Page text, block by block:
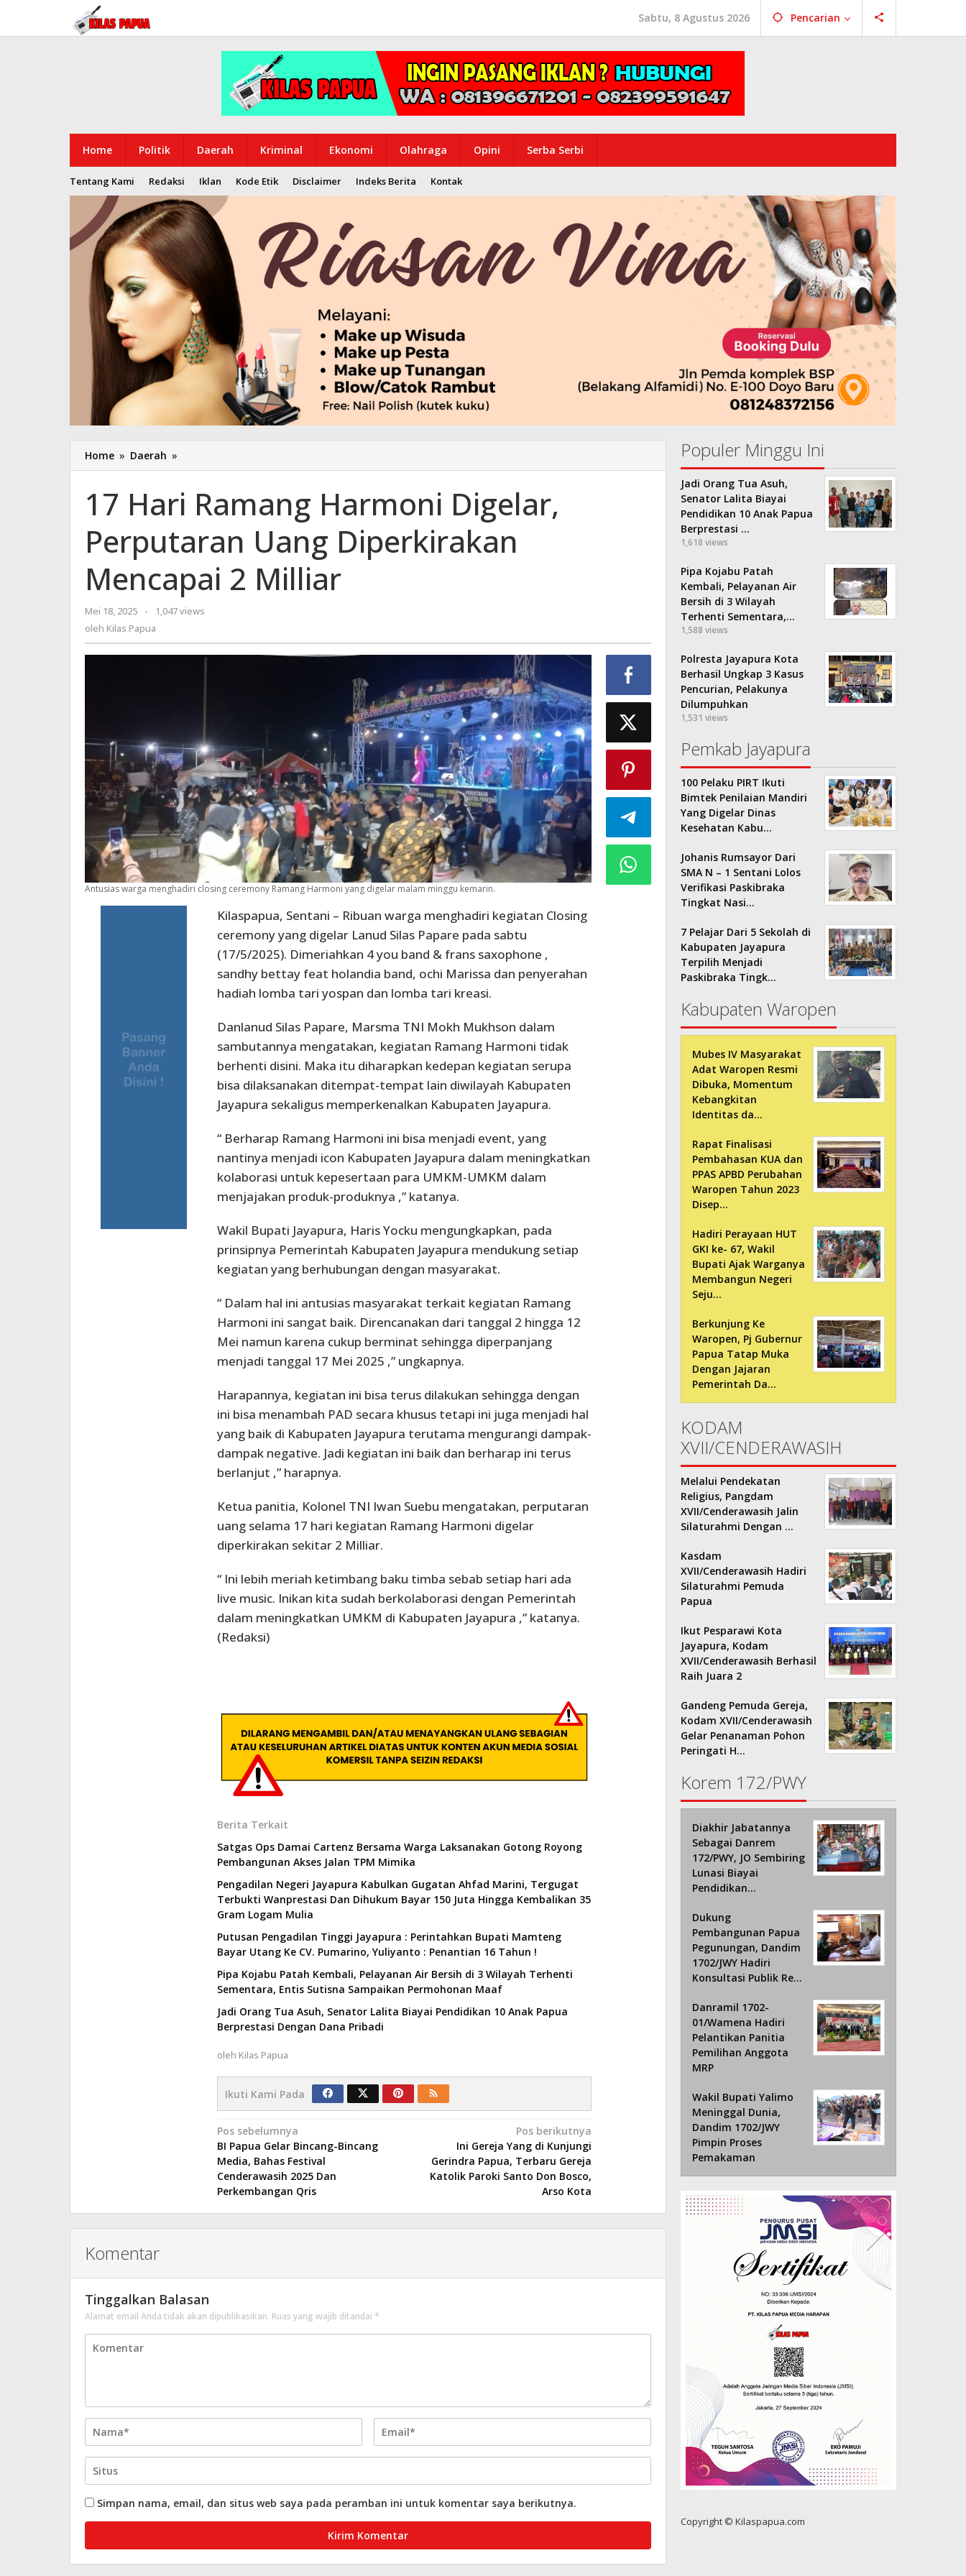
konten
Sabtu, 8 Agustus 2026 Pencarian
Home Politik Daerah Kriminal Ekonomi Olahraga Opini Serba Serbi
Tentang Kami Redaksi Iklan Kode Etik Disclaimer Indeks Berita Kontak
Home » Daerah »
Hari
Harmoni
Digelar,
Uang
Mencapai
2
Milliar
17 Hari Ramang Harmoni Digelar,
Perputaran Uang Diperkirakan
Mencapai 2 Milliar
Mei 18, 2025
oleh
Kilas
-
1,047 views
oleh Kilas Papua
Antusias warga menghadiri closing ceremony Ramang Harmoni yang digelar malam minggu kemarin.
Kilaspapua, Sentani – Ribuan warga menghadiri kegiatan Closing
ceremony yang digelar Lanud Silas Papare pada sabtu
(17/5/2025). Dimeriahkan 4 you band & frans saxophone ,
sandhy bettay feat holandia band, ochi Marissa dan penyerahan
hadiah lomba tari yospan dan lomba tari kreasi.
Danlanud Silas Papare, Marsma TNI Mokh Mukhson dalam
sambutannya mengatakan, kegiatan Ramang Harmoni tidak
berhenti disini. Maka itu diharapkan kedepan kegiatan serupa
bisa dilaksanakan ditempat-tempat lain diwilayah Kabupaten
Jayapura sekaligus memperkenalkan Kabupaten Jayapura.
“ Berharap Ramang Harmoni ini bisa menjadi event, yang
nantinya menjadi icon Kabupaten Jayapura dalam meningkatkan
kolaborasi untuk kepesertaan para UMKM-UMKM dalam
menjajakan produk-produknya ,” katanya.
Wakil Bupati Jayapura, Haris Yocku mengungkapkan, pada
prinsipnya Pemerintah Kabupaten Jayapura mendukung setiap
kegiatan yang berhubungan dengan masyarakat.
“ Dalam hal ini antusias masyarakat terkait kegiatan Ramang
Harmoni ini sangat baik. Direncanakan dari tanggal 2 hingga 12
Mei namun karena cukup berminat sehingga diperpanjang
menjadi tanggal 17 Mei 2025 ,” ungkapnya.
Harapannya, kegiatan ini bisa terus dilakukan sehingga dengan
ini bisa menambah PAD secara khusus tetapi ini juga menjadi hal
yang baik di Kabupaten Jayapura terutama mengurangi dampak-
dampak negative. Jadi kegiatan ini baik dan berharap ini terus
berlanjut ,” harapnya.
Ketua panitia, Kolonel TNI Iwan Suebu mengatakan, perputaran
uang selama 17 hari kegiatan Ramang Harmoni digelar
diperkirakan sekitar 2 Milliar.
“ Ini lebih meriah ketimbang baku timba sebab setiap hari ada
live music. Inikan kita sudah berkolaborasi dengan Pemerintah
dalam meningkatkan UMKM di Kabupaten Jayapura ,” katanya.
(Redaksi)
Berita Terkait
Satgas Ops Damai Cartenz Bersama Warga Laksanakan Gotong Royong
Pembangunan Akses Jalan TPM Mimika
Pengadilan Negeri Jayapura Kabulkan Gugatan Ahfad Marini, Tergugat
Terbukti Wanprestasi Dan Dihukum Bayar 150 Juta Hingga Kembalikan 35
Gram Logam Mulia
Putusan Pengadilan Tinggi Jayapura : Perintahkan Bupati Mamteng
Bayar Utang Ke CV. Pumarino, Yuliyanto : Penantian 16 Tahun !
Pipa Kojabu Patah Kembali, Pelayanan Air Bersih di 3 Wilayah Terhenti
Sementara, Entis Sutisna Sampaikan Permohonan Maaf
Jadi Orang Tua Asuh, Senator Lalita Biayai Pendidikan 10 Anak Papua
Berprestasi Dengan Dana Pribadi
oleh Kilas Papua
Ikuti Kami Pada
Navigasi
pos
Pos sebelumnya
BI Papua Gelar Bincang-Bincang
Media, Bahas Festival
Cenderawasih 2025 Dan
Perkembangan Qris
Pos berikutnya
Ini Gereja Yang di Kunjungi
Gerindra Papua, Terbaru Gereja
Katolik Paroki Santo Don Bosco,
Arso Kota
Komentar
Tinggalkan Balasan
Alamat email Anda tidak akan dipublikasikan. Ruas yang wajib ditandai *
Simpan nama, email, dan situs web saya pada peramban ini untuk komentar saya berikutnya.
Populer Minggu Ini
Jadi Orang Tua Asuh,
Senator Lalita Biayai
Pendidikan 10 Anak Papua
Berprestasi …
1,618 views
Pipa Kojabu Patah
Kembali, Pelayanan Air
Bersih di 3 Wilayah
Terhenti Sementara,…
1,588 views
Polresta Jayapura Kota
Berhasil Ungkap 3 Kasus
Pencurian, Pelakunya
Dilumpuhkan
1,531 views
Pemkab Jayapura
100 Pelaku PIRT Ikuti
Bimtek Penilaian Mandiri
Yang Digelar Dinas
Kesehatan Kabu…
Johanis Rumsayor Dari
SMA N – 1 Sentani Lolos
Verifikasi Paskibraka
Tingkat Nasi…
7 Pelajar Dari 5 Sekolah di
Kabupaten Jayapura
Terpilih Menjadi
Paskibraka Tingk…
Kabupaten Waropen
Mubes IV Masyarakat
Adat Waropen Resmi
Dibuka, Momentum
Kebangkitan
Identitas da…
Rapat Finalisasi
Pembahasan KUA dan
PPAS APBD Perubahan
Waropen Tahun 2023
Disep…
Hadiri Perayaan HUT
GKI ke- 67, Wakil
Bupati Ajak Warganya
Membangun Negeri
Seju…
Berkunjung Ke
Waropen, Pj Gubernur
Papua Tatap Muka
Dengan Jajaran
Pemerintah Da…
KODAM
XVII/CENDERAWASIH
Melalui Pendekatan
Religius, Pangdam
XVII/Cenderawasih Jalin
Silaturahmi Dengan …
Kasdam
XVII/Cenderawasih Hadiri
Silaturahmi Pemuda
Papua
Ikut Pesparawi Kota
Jayapura, Kodam
XVII/Cenderawasih Berhasil
Raih Juara 2
Gandeng Pemuda Gereja,
Kodam XVII/Cenderawasih
Gelar Penanaman Pohon
Peringati H…
Korem 172/PWY
Diakhir Jabatannya
Sebagai Danrem
172/PWY, JO Sembiring
Lunasi Biayai
Pendidikan…
Dukung
Pembangunan Papua
Pegunungan, Dandim
1702/JWY Hadiri
Konsultasi Publik Re…
Danramil 1702-
01/Wamena Hadiri
Pelantikan Panitia
Pemilihan Anggota
MRP
Wakil Bupati Yalimo
Meninggal Dunia,
Dandim 1702/JWY
Pimpin Proses
Pemakaman
Copyright © Kilaspapua.com